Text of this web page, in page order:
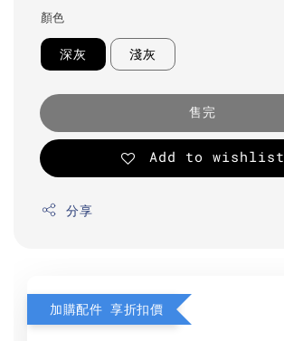
顏色
深灰 淺灰
售完
Add to wishlist
分享
加購配件 享折扣價